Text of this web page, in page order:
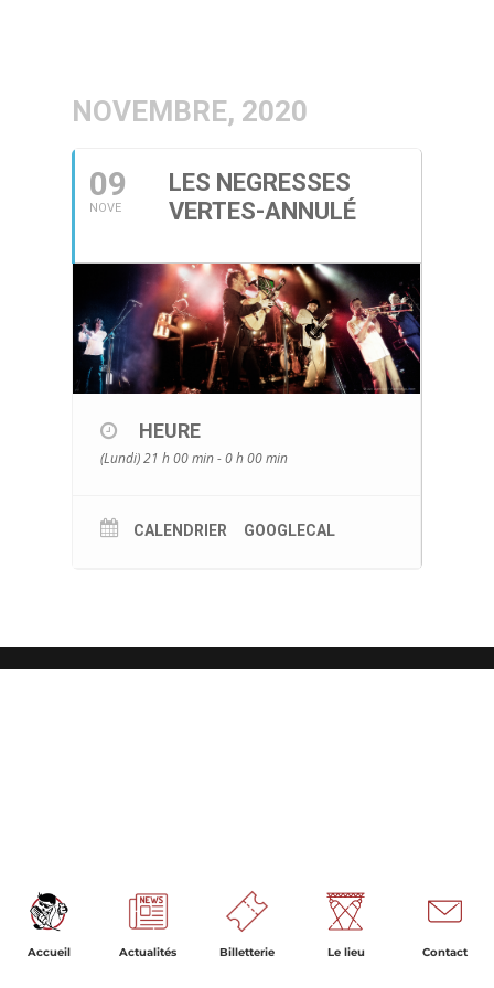
NOVEMBRE, 2020
09
NOVE
LES NEGRESSES
VERTES-ANNULÉ
HEURE
(Lundi) 21 h 00 min - 0 h 00 min
CALENDRIER GOOGLECAL
Accueil Actualités Billetterie Le lieu Contact